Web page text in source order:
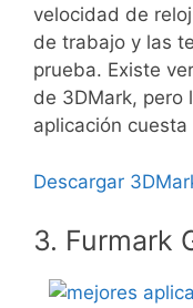
velocidad de
de trabajo y las
prueba. Existe
de 3DMark, pero
aplicación
Descargar
3. Furmark